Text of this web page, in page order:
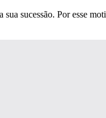
sucessão. Por esse